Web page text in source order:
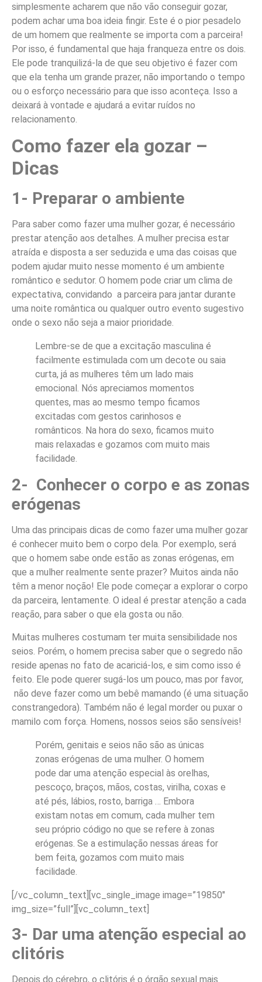
simplesmente acharem que não vão conseguir gozar,
podem achar uma boa ideia fingir. Este é o pior pesadelo
de um homem que realmente se importa com a parceira!
Por isso, é fundamental que haja franqueza entre os dois.
Ele pode tranquilizá-la de que seu objetivo é fazer com
que ela tenha um grande prazer, não importando o tempo
ou o esforço necessário para que isso aconteça. Isso a
deixará à vontade e ajudará a evitar ruídos no
relacionamento.
Como fazer ela gozar –
Dicas
1- Preparar o ambiente
Para saber como fazer uma mulher gozar, é necessário
prestar atenção aos detalhes. A mulher precisa estar
atraída e disposta a ser seduzida e uma das coisas que
podem ajudar muito nesse momento é um ambiente
romântico e sedutor. O homem pode criar um clima de
expectativa, convidando a parceira para jantar durante
uma noite romântica ou qualquer outro evento sugestivo
onde o sexo não seja a maior prioridade.
Lembre-se de que a excitação masculina é
facilmente estimulada com um decote ou saia
curta, já as mulheres têm um lado mais
emocional. Nós apreciamos momentos
quentes, mas ao mesmo tempo ficamos
excitadas com gestos carinhosos e
românticos. Na hora do sexo, ficamos muito
mais relaxadas e gozamos com muito mais
facilidade.
2- Conhecer o corpo e as zonas
erógenas
Uma das principais dicas de como fazer uma mulher gozar
é conhecer muito bem o corpo dela. Por exemplo, será
que o homem sabe onde estão as zonas erógenas, em
que a mulher realmente sente prazer? Muitos ainda não
têm a menor noção! Ele pode começar a explorar o corpo
da parceira, lentamente. O ideal é prestar atenção a cada
reação, para saber o que ela gosta ou não.
Muitas mulheres costumam ter muita sensibilidade nos
seios. Porém, o homem precisa saber que o segredo não
reside apenas no fato de acariciá-los, e sim como isso é
feito. Ele pode querer sugá-los um pouco, mas por favor,
não deve fazer como um bebê mamando (é uma situação
constrangedora). Também não é legal morder ou puxar o
mamilo com força. Homens, nossos seios são sensíveis!
Porém, genitais e seios não são as únicas
zonas erógenas de uma mulher. O homem
pode dar uma atenção especial às orelhas,
pescoço, braços, mãos, costas, virilha, coxas e
até pés, lábios, rosto, barriga … Embora
existam notas em comum, cada mulher tem
seu próprio código no que se refere à zonas
erógenas. Se a estimulação nessas áreas for
bem feita, gozamos com muito mais
facilidade.
[/vc_column_text][vc_single_image image=”19850″
img_size=”full”][vc_column_text]
3- Dar uma atenção especial ao
clitóris
Depois do cérebro, o clitóris é o órgão sexual mais